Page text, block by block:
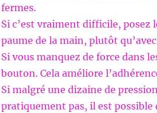
fermes.
Si c’est vraiment difficile, posez
paume de la main, plutôt
Si vous manquez de force dans
bouton. Cela améliore
Si malgré une dizaine de
pratiquement pas, il est possible